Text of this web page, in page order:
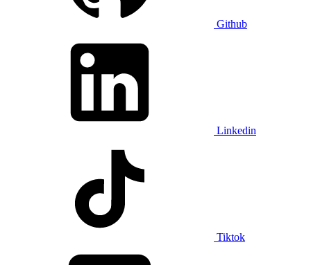
Github
Linkedin
Tiktok